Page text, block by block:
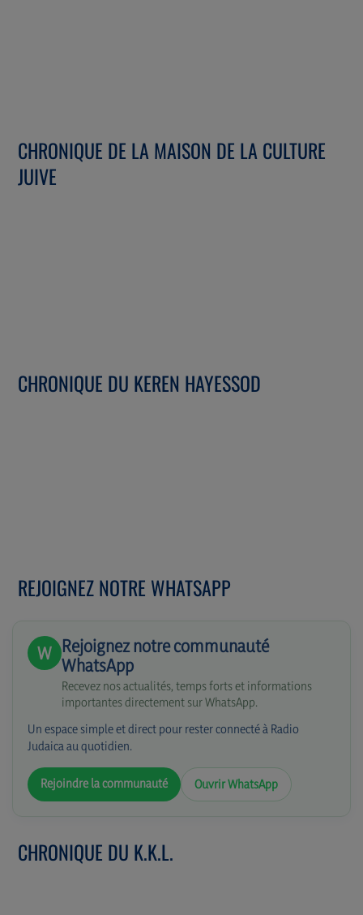
CHRONIQUE DE LA MAISON DE LA CULTURE
JUIVE
CHRONIQUE DU KEREN HAYESSOD
REJOIGNEZ NOTRE WHATSAPP
W Rejoignez notre communauté
WhatsApp
Recevez nos actualités, temps forts et informations
importantes directement sur WhatsApp.
Un espace simple et direct pour rester connecté à Radio
Judaica au quotidien.
Rejoindre la communauté Ouvrir WhatsApp
CHRONIQUE DU K.K.L.